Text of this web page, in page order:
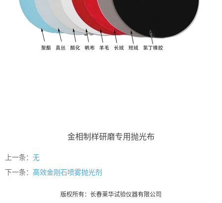
金相制样研磨专用抛光布
上一条： 无
下一条： 高效金刚石喷雾抛光剂
版权所有：长春莱华试验仪器有限公司